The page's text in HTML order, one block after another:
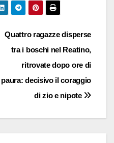
Quattro ragazze disperse
tra i boschi nel Reatino,
ritrovate dopo ore di
paura: decisivo il coraggio
di zio e nipote